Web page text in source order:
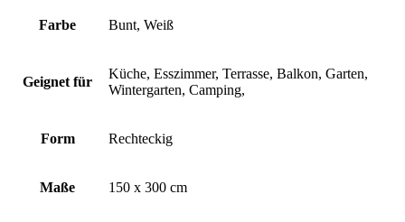
Farbe Bunt, Weiß
Geignet für
Küche, Esszimmer, Terrasse, Balkon, Garten,
Wintergarten, Camping,
Form Rechteckig
Maße 150 x 300 cm